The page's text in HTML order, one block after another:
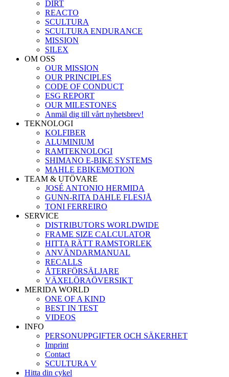
DIRT
REACTO
SCULTURA
SCULTURA ENDURANCE
MISSION
SILEX
OM OSS
OUR MISSION
OUR PRINCIPLES
CODE OF CONDUCT
ESG REPORT
OUR MILESTONES
Anmäl dig till vårt nyhetsbrev!
TEKNOLOGI
KOLFIBER
ALUMINIUM
RAMTEKNOLOGI
SHIMANO E-BIKE SYSTEMS
MAHLE EBIKEMOTION
TEAM & UTÖVARE
JOSÉ ANTONIO HERMIDA
GUNN-RITA DAHLE FLESJÅ
TONI FERREIRO
SERVICE
DISTRIBUTORS WORLDWIDE
FRAME SIZE CALCULATOR
HITTA RÄTT RAMSTORLEK
ANVÄNDARMANUAL
RECALLS
ÅTERFÖRSÄLJARE
VÄXELÖRAÖVERSIKT
MERIDA WORLD
ONE OF A KIND
BEST IN TEST
VIDEOS
INFO
PERSONUPPGIFTER OCH SÄKERHET
Imprint
Contact
SCULTURA V
Hitta din cykel